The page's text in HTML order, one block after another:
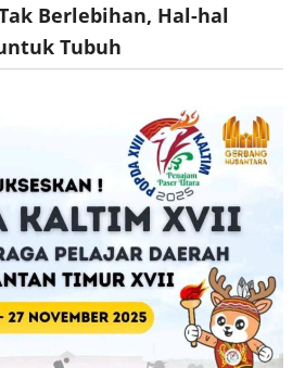
Berlebihan, Hal-hal
Tubuh